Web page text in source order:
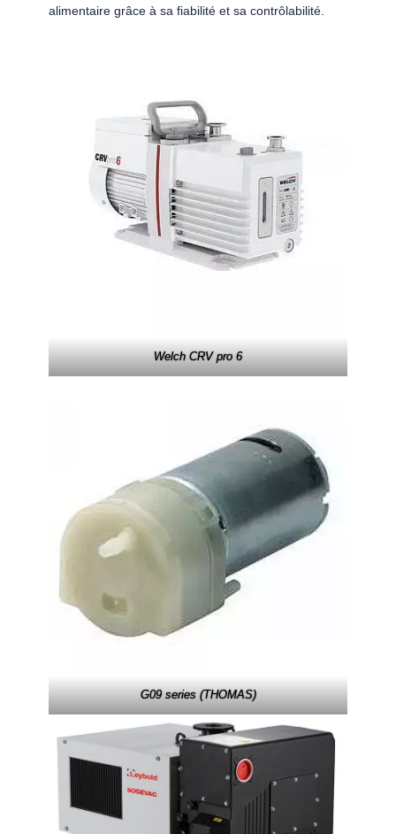
alimentaire grâce à sa fiabilité et sa contrôlabilité.
Welch CRV pro 6
G09 series (THOMAS)